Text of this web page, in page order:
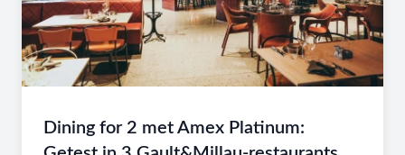
Dining for 2 met Amex Platinum: